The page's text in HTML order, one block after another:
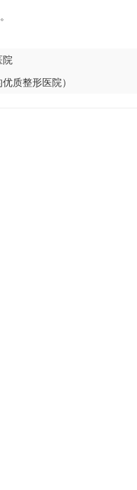
院
质整形医院）